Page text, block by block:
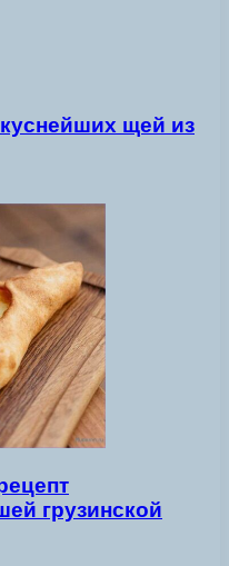
щей из
грузинской